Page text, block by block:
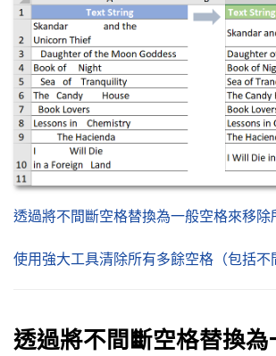
透過將不間斷空格替換為一般空格來移除
使用強大工具清除所有多餘空格（包括不
透過將不間斷空格替換